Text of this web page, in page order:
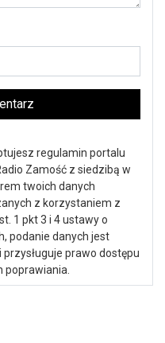
regulamin portalu
Zamość z siedzibą w
twoich danych
z korzystaniem z
1 pkt 3 i 4 ustawy o
podanie danych jest
prawo dostępu
poprawiania.